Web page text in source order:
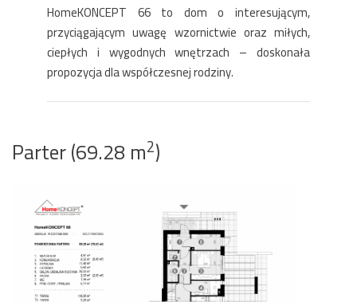
HomeKONCEPT 66 to dom o interesującym,
przyciągającym uwagę wzornictwie oraz miłych,
ciepłych i wygodnych wnętrzach – doskonała
propozycja dla współczesnej rodziny.
Parter (69.28 m2)